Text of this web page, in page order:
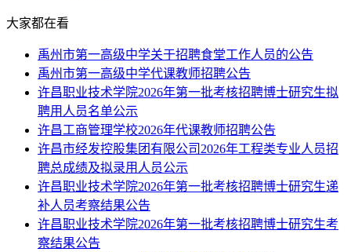
大家都在看
禹州市第一高级中学关于招聘食堂工作人员的公告
禹州市第一高级中学代课教师招聘公告
许昌职业技术学院2026年第一批考核招聘博士研究生拟
聘用人员名单公示
许昌工商管理学校2026年代课教师招聘公告
许昌市经发控股集团有限公司2026年工程类专业人员招
聘总成绩及拟录用人员公示
许昌职业技术学院2026年第一批考核招聘博士研究生递
补人员考察结果公告
许昌职业技术学院2026年第一批考核招聘博士研究生考
察结果公告